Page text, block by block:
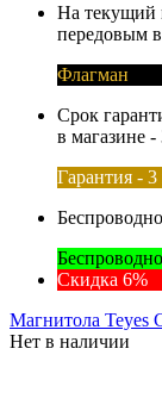
На текущий
передовым
Флагман
Срок
в магазине -
Гарантия - 3
Скидка 6%
Магнитола Teyes
Нет в наличии